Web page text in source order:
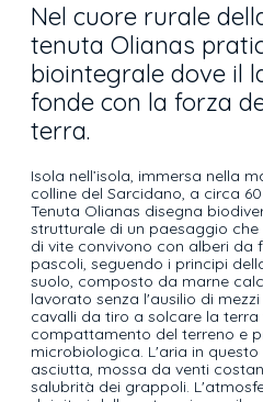
Nel cuore rurale
tenuta Olianas
biointegrale dove il
fonde con la forza
terra.
Isola nell’isola, immersa nella
colline del Sarcidano, a circa
Tenuta Olianas disegna
strutturale di un paesaggio che
di vite convivono con alberi da
pascoli, seguendo i principi
suolo, composto da marne
lavorato senza l'ausilio di
cavalli da tiro a solcare la terra
compattamento del terreno e
microbiologica. L'aria in
asciutta, mossa da venti
salubrità dei grappoli.